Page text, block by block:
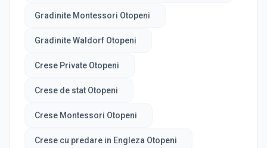
Gradinite Montessori Otopeni
Gradinite Waldorf Otopeni
Crese Private Otopeni
Crese de stat Otopeni
Crese Montessori Otopeni
Crese cu predare in Engleza Otopeni